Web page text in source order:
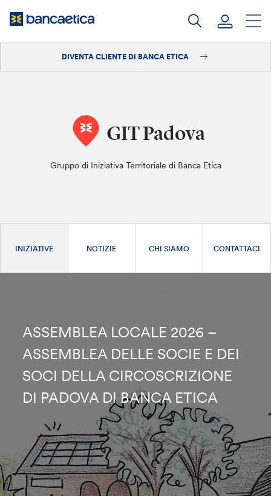
DIVENTA CLIENTE DI BANCA ETICA
GIT Padova
Gruppo di Iniziativa Territoriale di Banca Etica
INIZIATIVE NOTIZIE CHI SIAMO CONTATTACI
ASSEMBLEA LOCALE 2026 –
ASSEMBLEA DELLE SOCIE E DEI
SOCI DELLA CIRCOSCRIZIONE
DI PADOVA DI BANCA ETICA